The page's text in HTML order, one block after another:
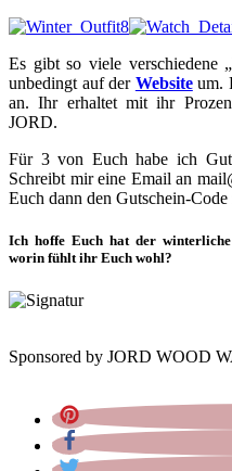
Es gibt so viele verschiedene
unbedingt auf der Websiteum.
an. Ihr erhaltet mit ihr
JORD.
Für 3 von Euch habe ich
Schreibt mir eine Email an
Euch dann den Gutschein-Code
Ich hoffe Euch hat der
worin fühlt ihr Euch wohl?
Sponsored by JORD WOOD